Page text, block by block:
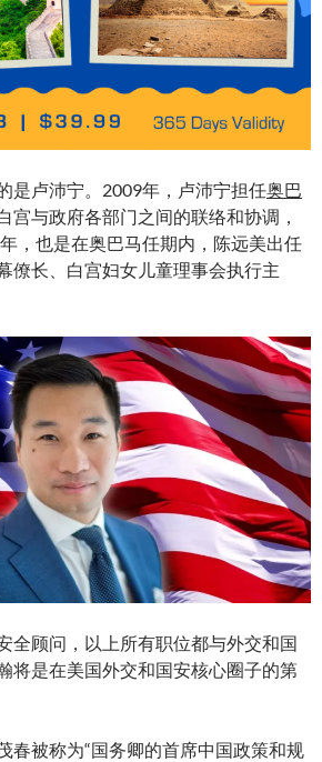
是卢沛宁。2009年，卢沛宁担任奥巴
宫与政府各部门之间的联络和协调，
，也是在奥巴马任期内，陈远美出任
僚长、白宫妇女儿童理事会执行主
全顾问，以上所有职位都与外交和国
将是在美国外交和国安核心圈子的第
春被称为“国务卿的首席中国政策和规